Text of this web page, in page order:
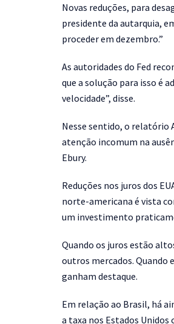
Novas reduções, para
presidente da autarquia,
proceder em dezembro.”
As autoridades do Fed
que a solução para isso é
velocidade”, disse.
Nesse sentido, o relatório
atenção incomum na
Ebury.
Reduções nos juros dos
norte-americana é vista
um investimento
Quando os juros estão
outros mercados.
ganham destaque.
Em relação ao Brasil, há
a taxa nos Estados